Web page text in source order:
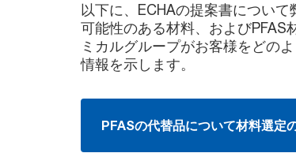
以下に、ECHAの提案書につい
可能性のある材料、およびPFAS
ミカルグループがお客様をどの
情報を示します。
PFASの代替品について材料選定